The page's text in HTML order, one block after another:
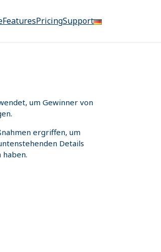
FeaturesPricingSupport
um Gewinner von
ergriffen, um
Details
haben.